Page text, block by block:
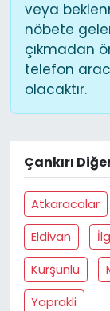
veya
nöbete
çıkmadan
telefon
olacaktır.
Çankırı
Atkaracalar
Eldivan
Kurşunlu
Yaprakli